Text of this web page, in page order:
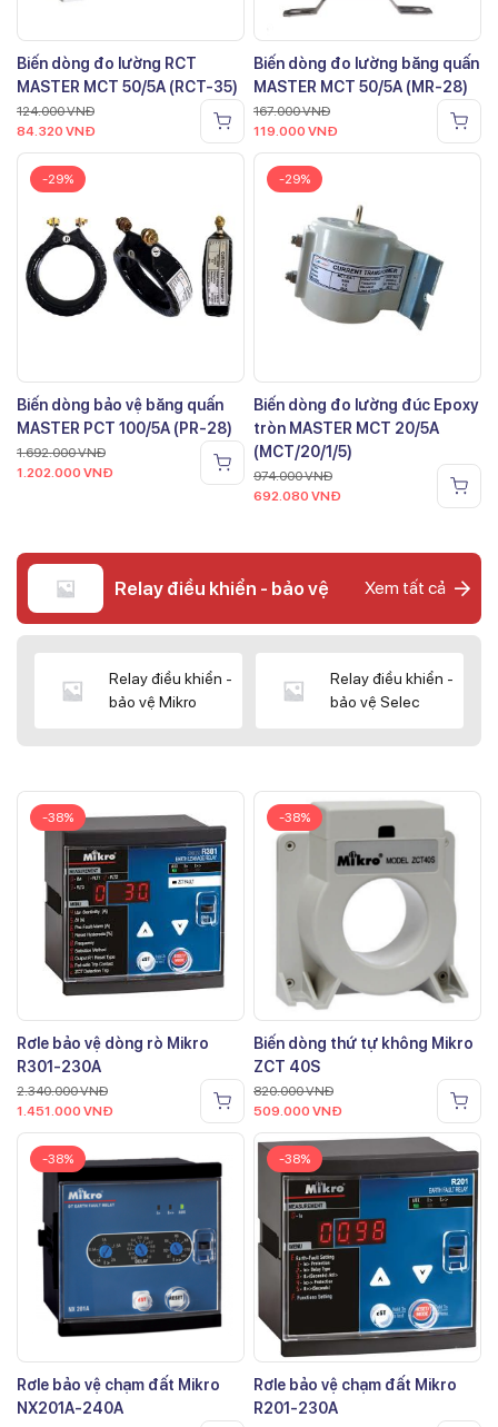
Biến dòng đo lường RCT
MASTER MCT 50/5A (RCT-35)
124.000VNĐ
84.320 VNĐ
Biến dòng đo lường băng quấn
MASTER MCT 50/5A (MR-28)
167.000VNĐ
119.000 VNĐ
-29%
Biến dòng bảo vệ băng quấn
MASTER PCT 100/5A (PR-28)
1.692.000VNĐ
1.202.000 VNĐ
-29%
Biến dòng đo lường đúc Epoxy
tròn MASTER MCT 20/5A
(MCT/20/1/5)
974.000VNĐ
692.080 VNĐ
Relay điều khiển - bảo vệ Xem tất cả
Relay điều khiển -
bảo vệ Mikro
Relay điều khiển -
bảo vệ Selec
-38%
Rơle bảo vệ dòng rò Mikro
R301-230A
2.340.000VNĐ
1.451.000 VNĐ
-38%
Biến dòng thứ tự không Mikro
ZCT 40S
820.000VNĐ
509.000 VNĐ
-38%
Rơle bảo vệ chạm đất Mikro
NX201A-240A
-38%
Rơle bảo vệ chạm đất Mikro
R201-230A